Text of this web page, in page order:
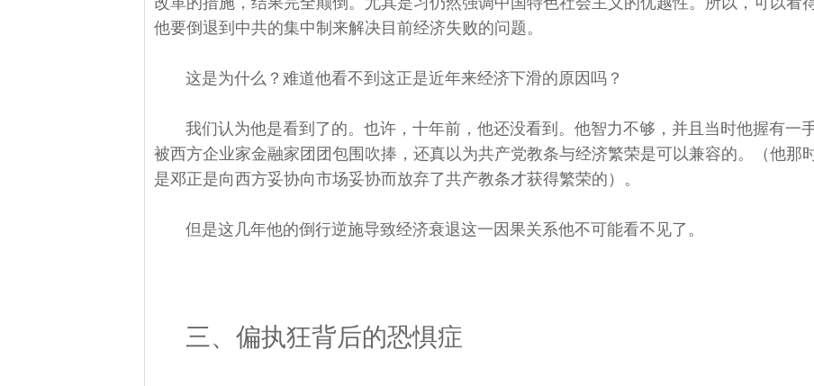
他要倒退到中共的集中制来解决目前经济失败的问题。
这是为什么？难道他看不到这正是近年来经济下滑的原因吗？
我们认为他是看到了的。也许，十年前，他还没看到。他智力不够，并且当时他握有一
被西方企业家金融家团团包围吹捧，还真以为共产党教条与经济繁荣是可以兼容的。（他那
是邓正是向西方妥协向市场妥协而放弃了共产教条才获得繁荣的）。
但是这几年他的倒行逆施导致经济衰退这一因果关系他不可能看不见了。
三、偏执狂背后的恐惧症